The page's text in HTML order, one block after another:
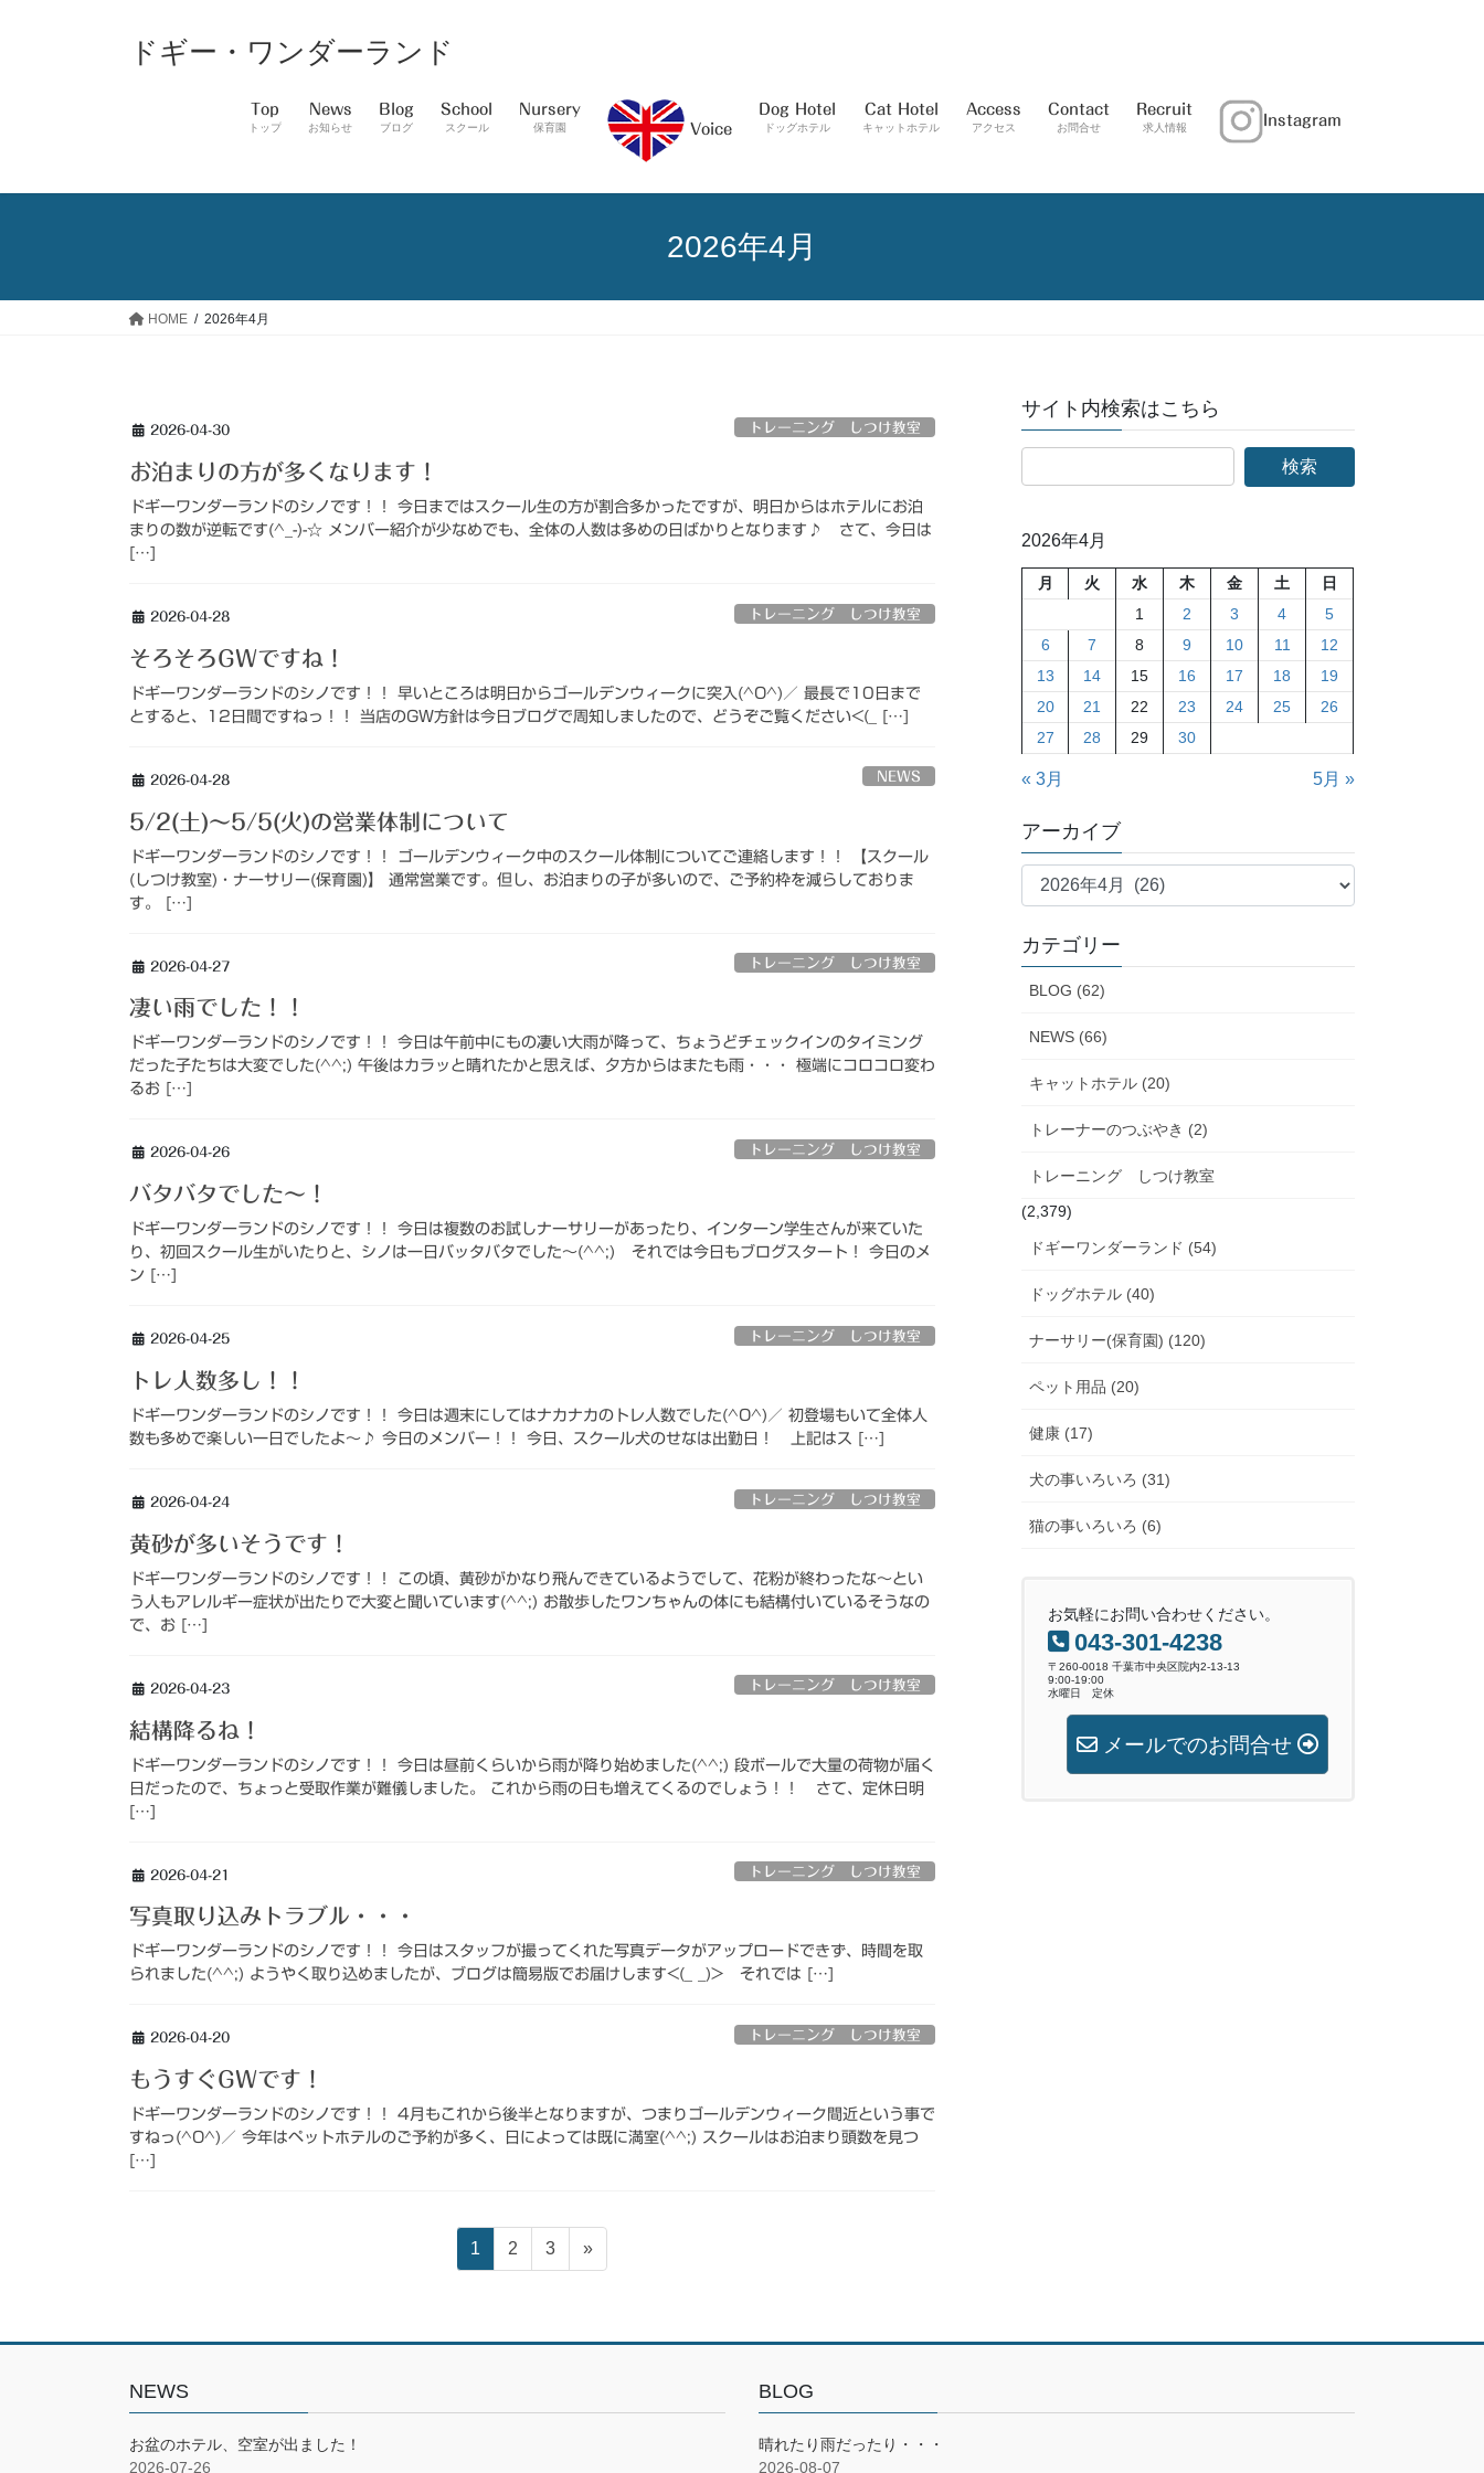
キ
に
ドギー・ワンダーランド
Top
トップ
News
お知らせ
Blog
ブログ
School
スクール
Nursery
保育園 Voice
Dog Hotel
ドッグホテル
Cat Hotel
キャットホテル
Access
アクセス
Contact
お問合せ
Recruit
求人情報 Instagram
2026年4月
HOME 2026年4月
2026-04-30 トレーニング しつけ教室
お泊まりの方が多くなります！
ドギーワンダーランドのシノです！！ 今日まではスクール生の方が割合多かったですが、明日からはホテルにお泊
まりの数が逆転です(^_-)-☆ メンバー紹介が少なめでも、全体の人数は多めの日ばかりとなります♪ さて、今日は
[…]
2026-04-28 トレーニング しつけ教室
そろそろGWですね！
ドギーワンダーランドのシノです！！ 早いところは明日からゴールデンウィークに突入(^O^)／ 最長で10日まで
とすると、12日間ですねっ！！ 当店のGW方針は今日ブログで周知しましたので、どうぞご覧ください<(_ […]
2026-04-28 NEWS
5/2(土)～5/5(火)の営業体制について
ドギーワンダーランドのシノです！！ ゴールデンウィーク中のスクール体制についてご連絡します！！ 【スクール
(しつけ教室)・ナーサリー(保育園)】 通常営業です。但し、お泊まりの子が多いので、ご予約枠を減らしておりま
す。 […]
2026-04-27 トレーニング しつけ教室
凄い雨でした！！
ドギーワンダーランドのシノです！！ 今日は午前中にもの凄い大雨が降って、ちょうどチェックインのタイミング
だった子たちは大変でした(^^;) 午後はカラッと晴れたかと思えば、夕方からはまたも雨・・・ 極端にコロコロ変わ
るお […]
2026-04-26 トレーニング しつけ教室
バタバタでした～！
ドギーワンダーランドのシノです！！ 今日は複数のお試しナーサリーがあったり、インターン学生さんが来ていた
り、初回スクール生がいたりと、シノは一日バッタバタでした～(^^;) それでは今日もブログスタート！ 今日のメ
ン […]
2026-04-25 トレーニング しつけ教室
トレ人数多し！！
ドギーワンダーランドのシノです！！ 今日は週末にしてはナカナカのトレ人数でした(^O^)／ 初登場もいて全体人
数も多めで楽しい一日でしたよ～♪ 今日のメンバー！！ 今日、スクール犬のせなは出勤日！ 上記はス […]
2026-04-24 トレーニング しつけ教室
黄砂が多いそうです！
ドギーワンダーランドのシノです！！ この頃、黄砂がかなり飛んできているようでして、花粉が終わったな～とい
う人もアレルギー症状が出たりで大変と聞いています(^^;) お散歩したワンちゃんの体にも結構付いているそうなの
で、お […]
2026-04-23 トレーニング しつけ教室
結構降るね！
ドギーワンダーランドのシノです！！ 今日は昼前くらいから雨が降り始めました(^^;) 段ボールで大量の荷物が届く
日だったので、ちょっと受取作業が難儀しました。 これから雨の日も増えてくるのでしょう！！ さて、定休日明
[…]
2026-04-21 トレーニング しつけ教室
写真取り込みトラブル・・・
ドギーワンダーランドのシノです！！ 今日はスタッフが撮ってくれた写真データがアップロードできず、時間を取
られました(^^;) ようやく取り込めましたが、ブログは簡易版でお届けします<(_ _)> それでは […]
2026-04-20 トレーニング しつけ教室
もうすぐGWです！
ドギーワンダーランドのシノです！！ 4月もこれから後半となりますが、つまりゴールデンウィーク間近という事で
すねっ(^O^)／ 今年はペットホテルのご予約が多く、日によっては既に満室(^^;) スクールはお泊まり頭数を見つ
[…]
ペ
ー
送
固
定
1
固
定
2
固
定
3 »
サイト内検索はこちら
2026年4月
月 火 水 木 金 土
日
1
2 3 4
5
6
7 8 9 10 11
12
13
14 15 16 17 18
19
20
21 22 23 24 25
26
27
28 29 30
« 3月 5月 »
アーカイブ
ア
イ
ブ
カテゴリー
BLOG (62)
NEWS (66)
キャットホテル (20)
トレーナーのつぶやき (2)
トレーニング しつけ教室
(2,379)
ドギーワンダーランド (54)
ドッグホテル (40)
ナーサリー(保育園) (120)
ペット用品 (20)
健康 (17)
犬の事いろいろ (31)
猫の事いろいろ (6)
お気軽にお問い合わせください。
043-301-4238
〒260-0018 千葉市中央区院内2-13-13
9:00-19:00
水曜日 定休
メールでのお問合せ
NEWS
お盆のホテル、空室が出ました！
2026-07-26
BLOG
晴れたり雨だったり・・・
2026-08-07